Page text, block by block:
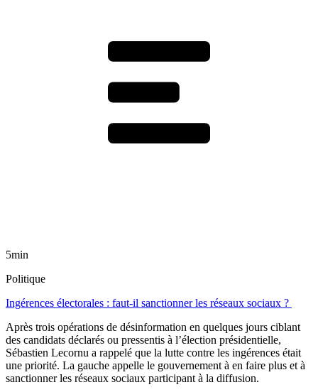
5min
Politique
Ingérences électorales : faut-il sanctionner les réseaux sociaux ?
Après trois opérations de désinformation en quelques jours ciblant
des candidats déclarés ou pressentis à l’élection présidentielle,
Sébastien Lecornu a rappelé que la lutte contre les ingérences était
une priorité. La gauche appelle le gouvernement à en faire plus et à
sanctionner les réseaux sociaux participant à la diffusion.